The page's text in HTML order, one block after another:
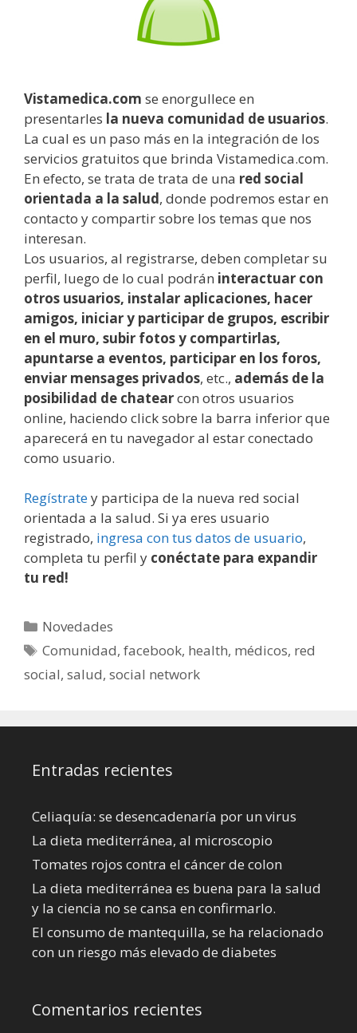
Vistamedica.com se enorgullece en
presentarles la nueva comunidad de usuarios.
La cual es un paso más en la integración de los
servicios gratuitos que brinda Vistamedica.com.
En efecto, se trata de trata de una red social
orientada a la salud, donde podremos estar en
contacto y compartir sobre los temas que nos
interesan.
Los usuarios, al registrarse, deben completar su
perfil, luego de lo cual podrán interactuar con
otros usuarios, instalar aplicaciones, hacer
amigos, iniciar y participar de grupos, escribir
en el muro, subir fotos y compartirlas,
apuntarse a eventos, participar en los foros,
enviar mensages privados, etc., además de la
posibilidad de chatearcon otros usuarios
online, haciendo click sobre la barra inferior que
aparecerá en tu navegador al estar conectado
como usuario.
Regístratey participa de la nueva red social
orientada a la salud. Si ya eres usuario
registrado, ingresa con tus datos de usuario,
completa tu perfil y conéctate para expandir
tu red!
Categorías
Novedades
Etiquetas
Comunidad,facebook, health, médicos, red
social, salud, social network
Entradas recientes
Celiaquía: se desencadenaría por un virus
La dieta mediterránea, al microscopio
Tomates rojos contra el cáncer de colon
La dieta mediterránea es buena para la salud
y la ciencia no se cansa en confirmarlo.
El consumo de mantequilla, se ha relacionado
con un riesgo más elevado de diabetes
Comentarios recientes